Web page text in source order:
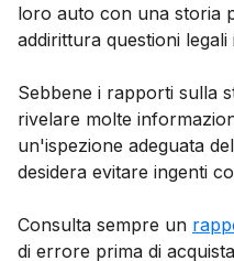
loro auto con una storia
addirittura questioni legali
Sebbene i rapporti sulla
rivelare molte
un'ispezione adeguata
desidera evitare ingenti
Consulta sempre un
di errore prima di